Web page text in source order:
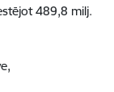
489,8 milj.